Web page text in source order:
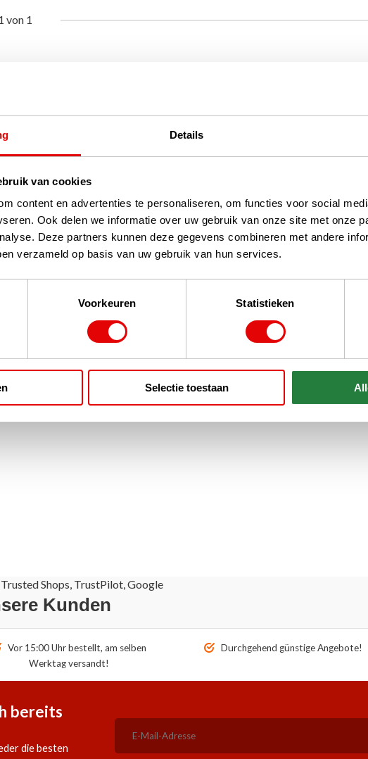
Details
van cookies
content en advertenties te personaliseren, om functies voor social
Ook delen we informatie over uw gebruik van onze site met onze
Deze partners kunnen deze gegevens combineren met andere
verzameld op basis van uw gebruik van hun services.
Voorkeuren Statistieken
Selectie toestaan
von 1
Shops, TrustPilot, Google
Kunden
Vor 15:00 Uhr bestellt, am selben
Werktag versandt!
Durchgehend günstige Angebote!
bereits
die besten